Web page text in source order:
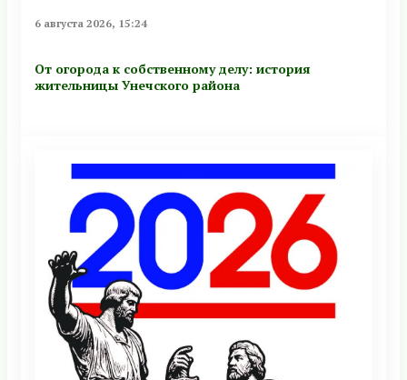
6 августа 2026, 15:24
От огорода к собственному делу: история
жительницы Унечского района